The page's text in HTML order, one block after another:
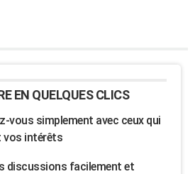
EN QUELQUES CLICS
vous simplement avec ceux qui
vos intérêts
discussions facilement et